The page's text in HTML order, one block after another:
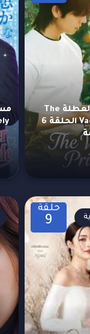
مسلسل مبدأ العطلة The
Vacation Principle الحلقة 6
حلقة
9